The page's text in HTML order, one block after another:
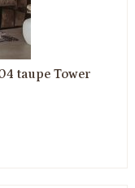
taupe Tower